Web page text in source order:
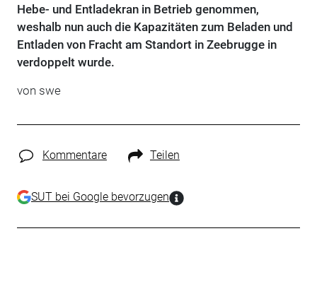
Hebe- und Entladekran in Betrieb genommen,
weshalb nun auch die Kapazitäten zum Beladen und
Entladen von Fracht am Standort in Zeebrugge in
verdoppelt wurde.
von swe
Kommentare Teilen
SUT bei Google bevorzugen